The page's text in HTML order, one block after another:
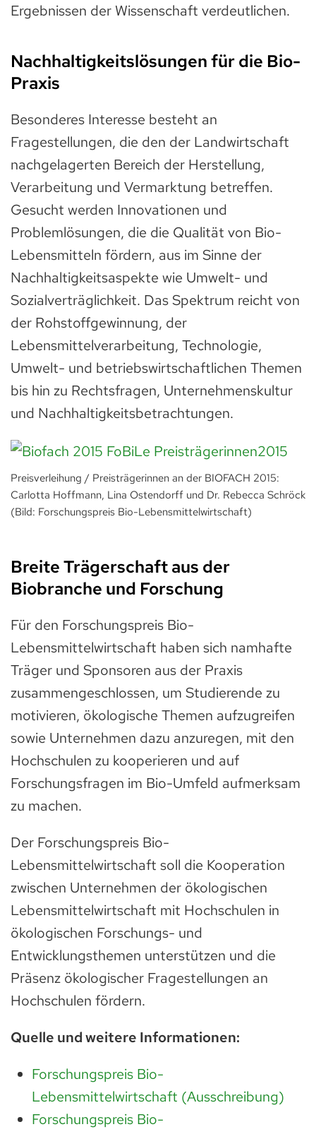
Ergebnissen der Wissenschaft verdeutlichen.
Nachhaltigkeitslösungen für die Bio-
Praxis
Besonderes Interesse besteht an
Fragestellungen, die den der Landwirtschaft
nachgelagerten Bereich der Herstellung,
Verarbeitung und Vermarktung betreffen.
Gesucht werden Innovationen und
Problemlösungen, die die Qualität von Bio-
Lebensmitteln fördern, aus im Sinne der
Nachhaltigkeitsaspekte wie Umwelt- und
Sozialverträglichkeit. Das Spektrum reicht von
der Rohstoffgewinnung, der
Lebensmittelverarbeitung, Technologie,
Umwelt- und betriebswirtschaftlichen Themen
bis hin zu Rechtsfragen, Unternehmenskultur
und Nachhaltigkeitsbetrachtungen.
Preisverleihung / Preisträgerinnen an der BIOFACH 2015:
Carlotta Hoffmann, Lina Ostendorff und Dr. Rebecca Schröck
(Bild: Forschungspreis Bio-Lebensmittelwirtschaft)
Breite Trägerschaft aus der
Biobranche und Forschung
Für den Forschungspreis Bio-
Lebensmittelwirtschaft haben sich namhafte
Träger und Sponsoren aus der Praxis
zusammengeschlossen, um Studierende zu
motivieren, ökologische Themen aufzugreifen
sowie Unternehmen dazu anzuregen, mit den
Hochschulen zu kooperieren und auf
Forschungsfragen im Bio-Umfeld aufmerksam
zu machen.
Der Forschungspreis Bio-
Lebensmittelwirtschaft soll die Kooperation
zwischen Unternehmen der ökologischen
Lebensmittelwirtschaft mit Hochschulen in
ökologischen Forschungs- und
Entwicklungsthemen unterstützen und die
Präsenz ökologischer Fragestellungen an
Hochschulen fördern.
Quelle und weitere Informationen:
Forschungspreis Bio-
Lebensmittelwirtschaft (Ausschreibung)
Forschungspreis Bio-